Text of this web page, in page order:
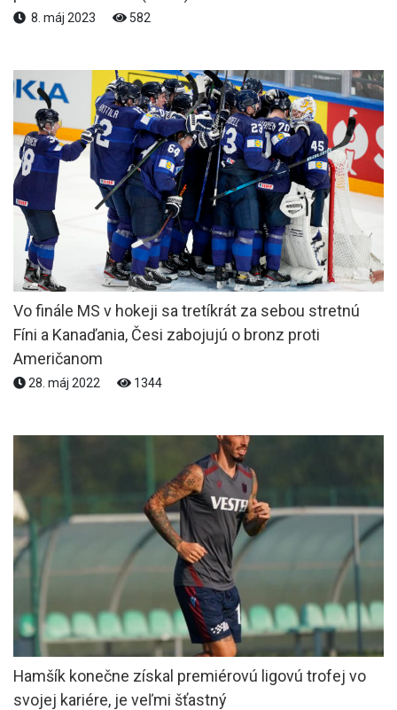
8. máj 2023 582
Vo finále MS v hokeji sa tretíkrát za sebou stretnú
Fíni a Kanaďania, Česi zabojujú o bronz proti
Američanom
28. máj 2022 1344
Hamšík konečne získal premiérovú ligovú trofej vo
svojej kariére, je veľmi šťastný